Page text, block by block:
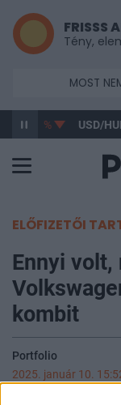
FRISSS
Tény,
MOST
-0,61% USD/
ELŐFIZETŐI
Ennyi
kombit
Portfolio
2025. január 10.